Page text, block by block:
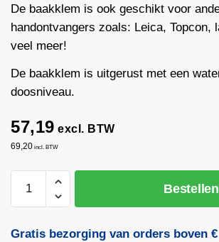
De baakklem is ook geschikt voor
handontvangers zoals: Leica, Topcon,
veel meer!
De baakklem is uitgerust met een
doosniveau.
57,19 excl. BTW
69,20 incl. BTW
Spectra
handontvanger
Bestellen
Gratis bezorging van orders boven €